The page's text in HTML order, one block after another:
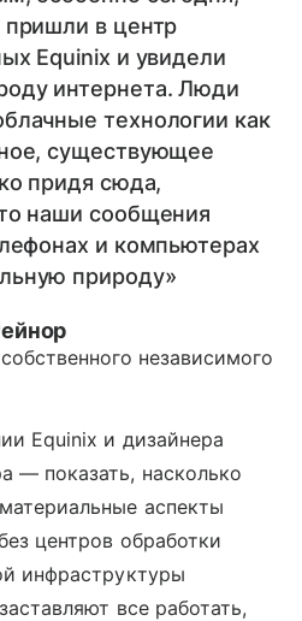
в центр
Equinix и увидели
интернета. Люди
технологии как
существующее
придя сюда,
наши сообщения
и компьютерах
природу»
независимого
Equinix и дизайнера
— показать, насколько
аспекты
центров обработки
инфраструктуры
все работать,